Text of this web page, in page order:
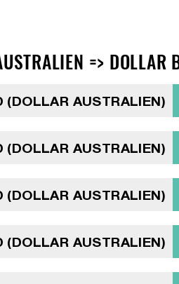
=>
(DOLLAR AUSTRALIEN)
(DOLLAR AUSTRALIEN)
(DOLLAR AUSTRALIEN)
(DOLLAR AUSTRALIEN)